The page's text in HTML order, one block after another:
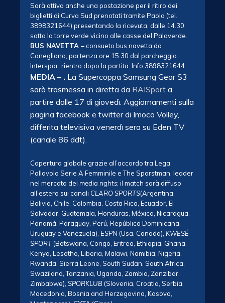
Sarà attiva anche una postazione per il ritiro dei
biglietti di Curva Sud prenotati tramite Paolo (tel.
3898321644).presentando la ricevuta, dalle 14.30
sotto la torre verde vicino alle casse del Palaverde.
BUS NAVETTA – consueto bus navetta da
Conegliano, partenza ore 15.30 dal parcheggio
Interspar, rientro dopo la partita. Info 3898321644
MEDIA – . La Supercoppa Samsung Gear S3
sarà trasmessa in diretta da RAISport a
partire dalle 17 di giovedì. Aggiornamenti sulla
pagina facebook e twitter di Imoco Volley,
differita televisiva venerdì sera su Eden TV
(canale 86 ddt).
Copertura globale grazie all’accordo tra Lega
Pallavolo Serie A Femminile e The Sporstman, leader
nel mercato dei media rights: il match sarà diffuso
all’estero sui canali CLARO SPORTS(Argentina,
Bolivia, Chile, Colombia, Costa Rica, Ecuador, El
Salvador, Guatemala, Honduras, México, Nicaragua,
Panamá, Paraguay, Perú, República Dominicana,
Uruguay e Venezuela), ESPN (Usa, Canada), KWESÉ
SPORT(Botswana, Congo, Eritrea, Ethiopia, Ghana,
Kenya, Lesotho, Liberia, Malawi, Namibia, Nigeria,
Rwanda, Sierra Leone, South Sudan, South Africa,
Swaziland, Tanzania, Uganda, Zambia, Zanzibar,
Zimbabwe), SPORKLUB (Slovenia, Croatia, Serbia,
Macedonia, Bosnia and Herzegovina, Kosovo,